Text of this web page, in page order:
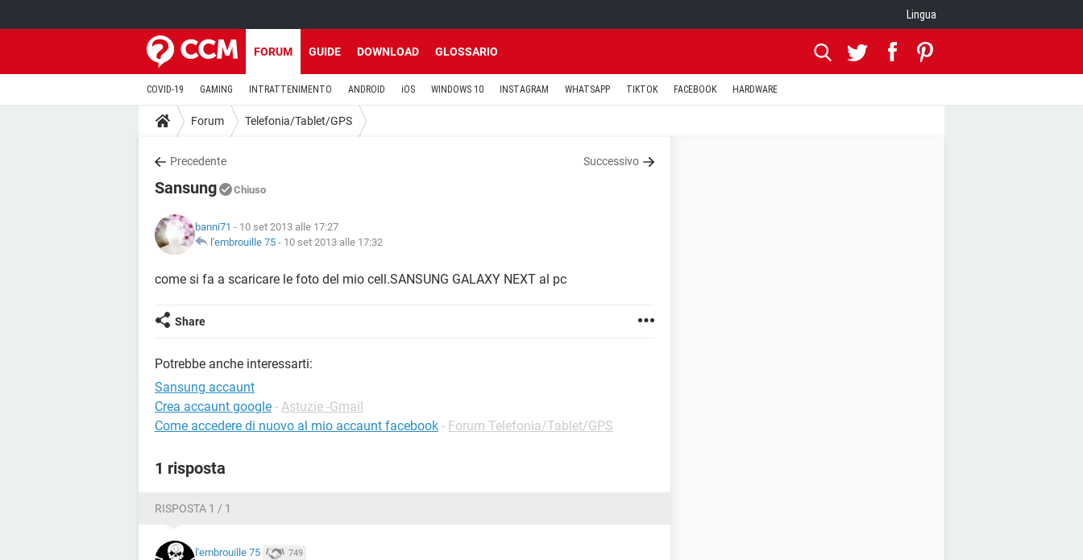
Lingua
FORUM GUIDE DOWNLOAD GLOSSARIO
COVID-19 GAMING INTRATTENIMENTO ANDROID iOS WINDOWS 10 INSTAGRAM WHATSAPP TIKTOK FACEBOOK HARDWARE
Forum Telefonia/Tablet/GPS
Precedente Successivo
Sansung Chiuso
banni71 - 10 set 2013 alle 17:27
l'embrouille 75 - 10 set 2013 alle 17:32
come si fa a scaricare le foto del mio cell.SANSUNG GALAXY NEXT al pc
Share
Potrebbe anche interessarti:
Sansung accaunt
Crea accaunt google - Astuzie -Gmail
Come accedere di nuovo al mio accaunt facebook - Forum Telefonia/Tablet/GPS
1 risposta
RISPOSTA 1 / 1
l'embrouille 75 749